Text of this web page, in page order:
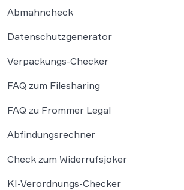
Abmahncheck
Datenschutzgenerator
Verpackungs-Checker
FAQ zum Filesharing
FAQ zu Frommer Legal
Abfindungsrechner
Check zum Widerrufsjoker
KI-Verordnungs-Checker